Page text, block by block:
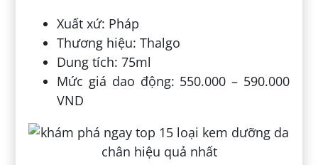
Xuất xứ: Pháp
Thương hiệu: Thalgo
Dung tích: 75ml
Mức giá dao động: 550.000 – 590.000
VND